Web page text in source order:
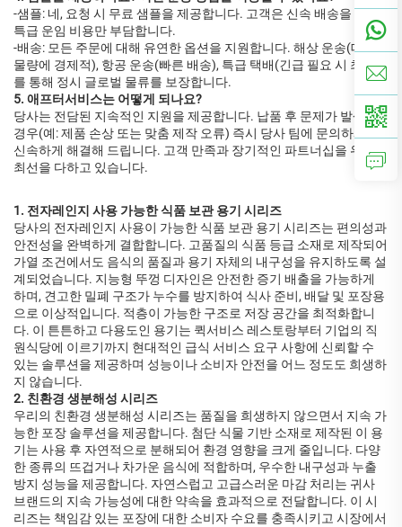
-샘플: 네, 요청 시 무료 샘플을 제공합니다. 고객은 신속 배송을 위한
특급 운임 비용만 부담합니다.
-배송: 모든 주문에 대해 유연한 옵션을 지원합니다. 해상 운송(대량
물량에 경제적), 항공 운송(빠른 배송), 특급 택배(긴급 필요 시 최적)
를 통해 정시 글로벌 물류를 보장합니다.
5. 애프터서비스는 어떻게 되나요?
당사는 전담된 지속적인 지원을 제공합니다. 납품 후 문제가 발생할
경우(예: 제품 손상 또는 맞춤 제작 오류) 즉시 당사 팀에 문의하시면
신속하게 해결해 드립니다. 고객 만족과 장기적인 파트너십을 위해
최선을 다하고 있습니다.
1. 전자레인지 사용 가능한 식품 보관 용기 시리즈
당사의 전자레인지 사용이 가능한 식품 보관 용기 시리즈는 편의성과
안전성을 완벽하게 결합합니다. 고품질의 식품 등급 소재로 제작되어
가열 조건에서도 음식의 품질과 용기 자체의 내구성을 유지하도록 설
계되었습니다. 지능형 뚜껑 디자인은 안전한 증기 배출을 가능하게
하며, 견고한 밀폐 구조가 누수를 방지하여 식사 준비, 배달 및 포장용
으로 이상적입니다. 적층이 가능한 구조로 저장 공간을 최적화합니
다. 이 튼튼하고 다용도인 용기는 퀵서비스 레스토랑부터 기업의 직
원식당에 이르기까지 현대적인 급식 서비스 요구 사항에 신뢰할 수
있는 솔루션을 제공하며 성능이나 소비자 안전을 어느 정도도 희생하
지 않습니다.
2. 친환경 생분해성 시리즈
우리의 친환경 생분해성 시리즈는 품질을 희생하지 않으면서 지속 가
능한 포장 솔루션을 제공합니다. 첨단 식물 기반 소재로 제작된 이 용
기는 사용 후 자연적으로 분해되어 환경 영향을 크게 줄입니다. 다양
한 종류의 뜨겁거나 차가운 음식에 적합하며, 우수한 내구성과 누출
방지 성능을 제공합니다. 자연스럽고 고급스러운 마감 처리는 귀사
브랜드의 지속 가능성에 대한 약속을 효과적으로 전달합니다. 이 시
리즈는 책임감 있는 포장에 대한 소비자 수요를 충족시키고 시장에서